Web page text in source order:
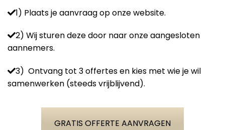
1) Plaats je aanvraag op onze website.
2) Wij sturen deze door naar onze aangesloten
aannemers.
3) Ontvang tot 3 offertes en kies met wie je wil
samenwerken (steeds vrijblijvend).
GRATIS OFFERTE AANVRAGEN